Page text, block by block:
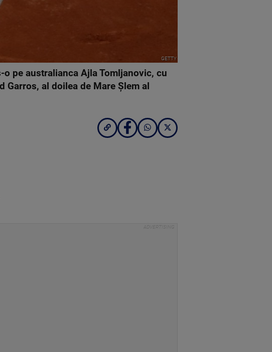
GETTY
pe australianca Ajla Tomljanovic, cu
al doilea de Mare Şlem al